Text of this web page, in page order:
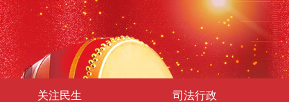
关注民生 司法行政